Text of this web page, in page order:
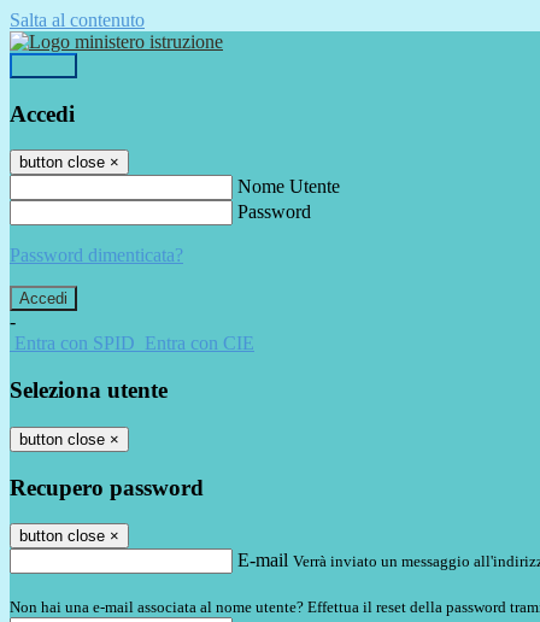
Salta al contenuto
Accedi
button close ×
Nome Utente
Password
Password dimenticata?
-
Entra con SPID Entra con CIE
Seleziona utente
button close ×
Recupero password
button close ×
E-mail Verrà inviato un messaggio
Non hai una e-mail associata al nome utente? Effettua il reset della password